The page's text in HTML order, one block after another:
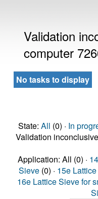
Validation
computer
No tasks to display
State: All (0) · In
Validation inconclusive
Application: All (0) ·
Sieve (0) · 15e
16e Lattice Sieve for